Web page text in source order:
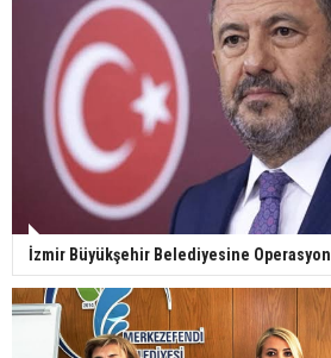
İzmir Büyükşehir Belediyesine Operasyon